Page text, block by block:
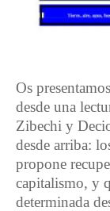
Os
desde una
Zibechi y
desde arriba:
propone
capitalismo, y
determinada